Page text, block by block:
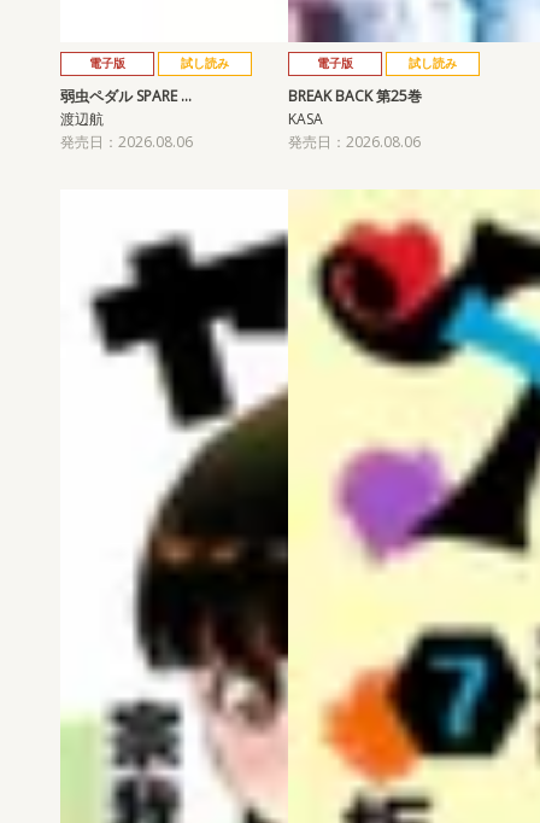
電子版 試し読み
弱虫ペダル SPARE …
渡辺航
発売日：2026.08.06
電子版 試し読み
BREAK BACK 第25巻
KASA
発売日：2026.08.06